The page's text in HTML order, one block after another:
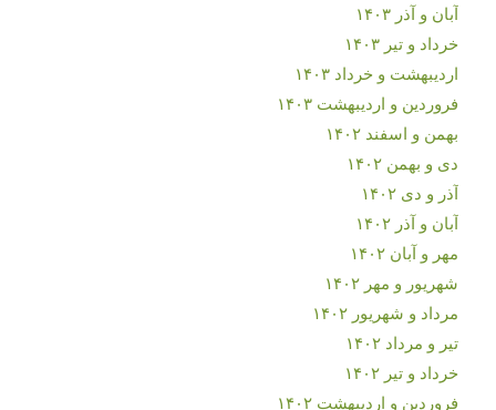
آبان و آذر ۱۴۰۳
خرداد و تیر ۱۴۰۳
اردیبهشت و خرداد ۱۴۰۳
فروردین و اردیبهشت ۱۴۰۳
بهمن و اسفند ۱۴۰۲
دی و بهمن ۱۴۰۲
آذر و دی ۱۴۰۲
آبان و آذر ۱۴۰۲
مهر و آبان ۱۴۰۲
شهریور و مهر ۱۴۰۲
مرداد و شهریور ۱۴۰۲
تیر و مرداد ۱۴۰۲
خرداد و تیر ۱۴۰۲
فروردین و اردیبهشت ۱۴۰۲